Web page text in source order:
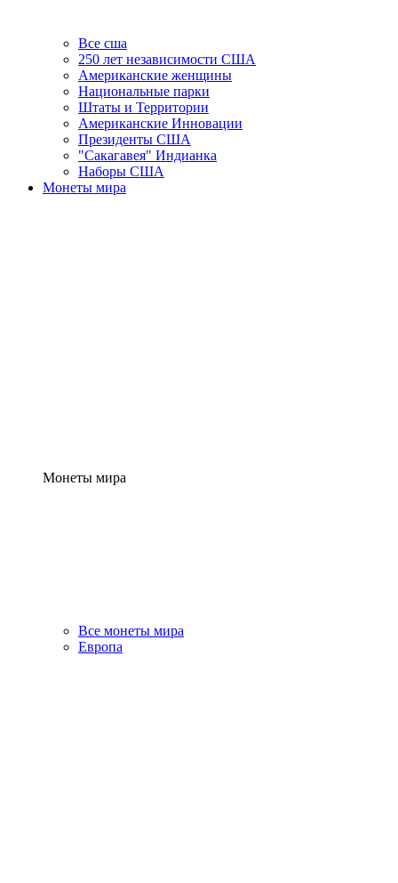
Все сша
250 лет независимости США
Американские женщины
Национальные парки
Штаты и Территории
Американские Инновации
Президенты США
"Сакагавея" Индианка
Наборы США
Монеты мира
Монеты мира
Все монеты мира
Европа